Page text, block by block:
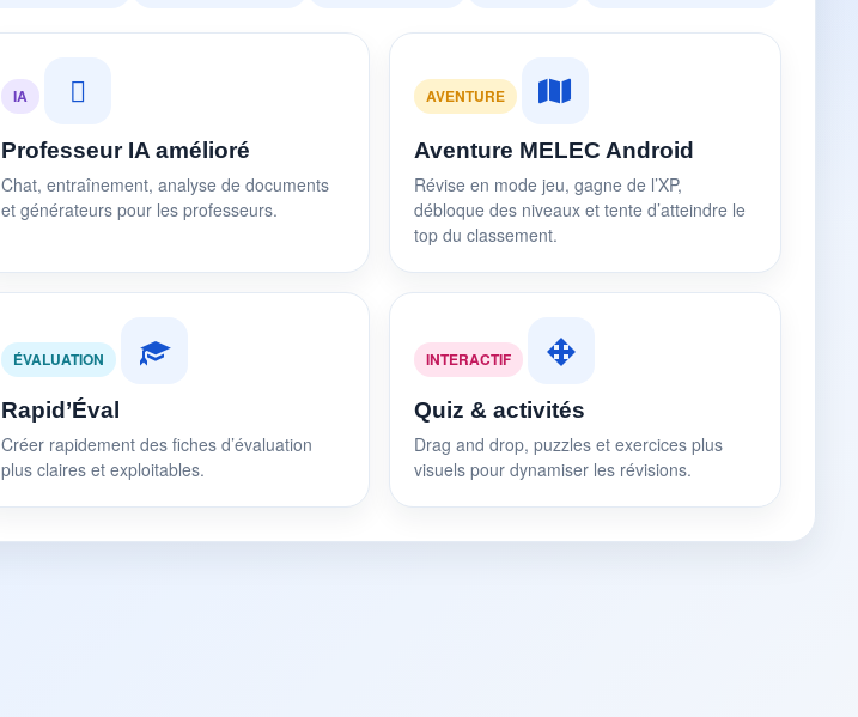
IA
Professeur IA amélioré
Chat, entraînement, analyse de documents
et générateurs pour les professeurs.
AVENTURE
Aventure MELEC Android
Révise en mode jeu, gagne de l’XP,
débloque des niveaux et tente d’atteindre le
top du classement.
ÉVALUATION
Rapid’Éval
Créer rapidement des fiches d’évaluation
plus claires et exploitables.
INTERACTIF
Quiz & activités
Drag and drop, puzzles et exercices plus
visuels pour dynamiser les révisions.